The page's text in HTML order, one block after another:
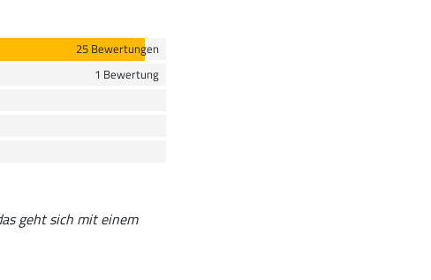
25 Bewertungen
1 Bewertung
geht sich mit einem